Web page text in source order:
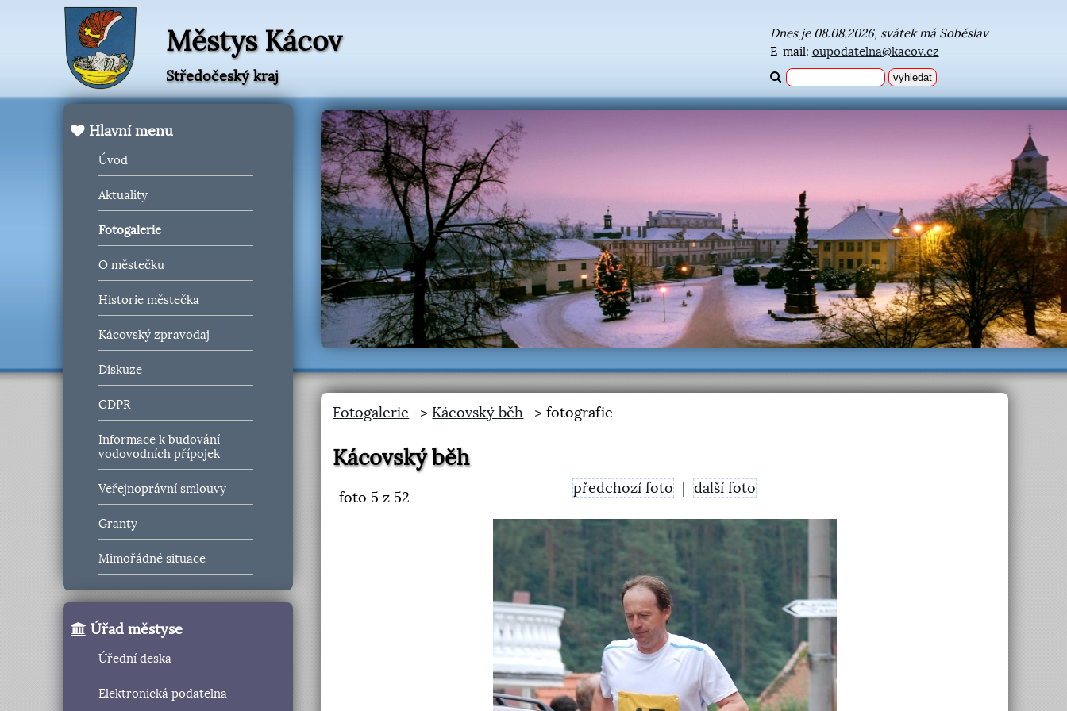
Městys Kácov
Středočeský kraj
Dnes je 08.08.2026, svátek má Soběslav
E-mail: oupodatelna@kacov.cz
Hlavní menu
Úvod
Aktuality
Fotogalerie
O městečku
Historie městečka
Kácovský zpravodaj
Diskuze
GDPR
Informace k budování
vodovodních přípojek
Veřejnoprávní smlouvy
Granty
Mimořádné situace
Úřad městyse
Úřední deska
Elektronická podatelna
Fotogalerie -> Kácovský běh -> fotografie
Kácovský běh
foto 5 z 52
předchozí foto další foto